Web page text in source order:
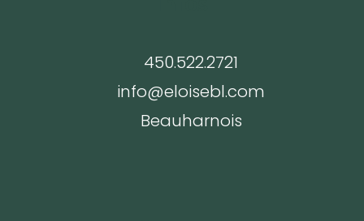
450.522.2721
info@eloisebl.com
Beauharnois